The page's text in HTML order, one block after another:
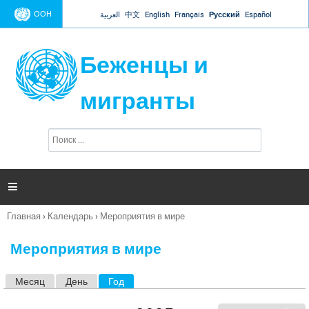
Jump to navigation
ООН العربية 中文 English Français Русский Español
Беженцы и
мигранты
п
и

Вы
Главная › Календарь › Мероприятия в мире
Мероприятия в мире
Месяц День Год